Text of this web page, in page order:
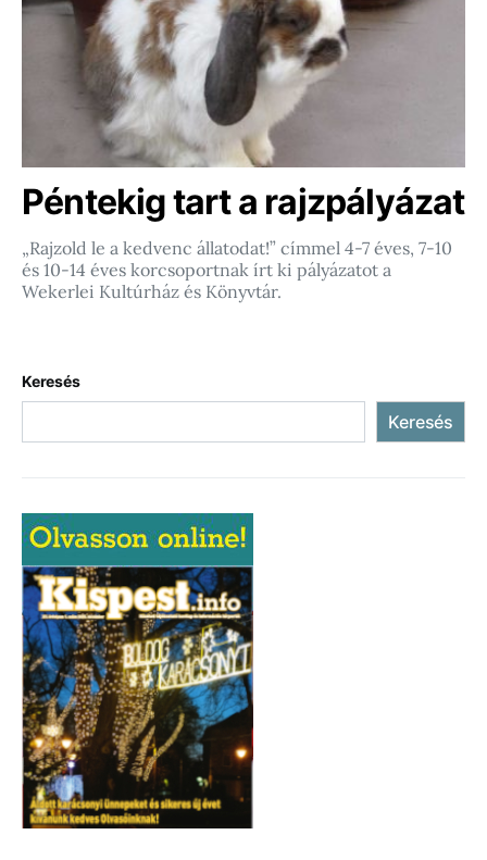
Péntekig tart a rajzpályázat
„Rajzold le a kedvenc állatodat!” címmel 4-7 éves, 7-10
és 10-14 éves korcsoportnak írt ki pályázatot a
Wekerlei Kultúrház és Könyvtár.
Keresés
Keresés